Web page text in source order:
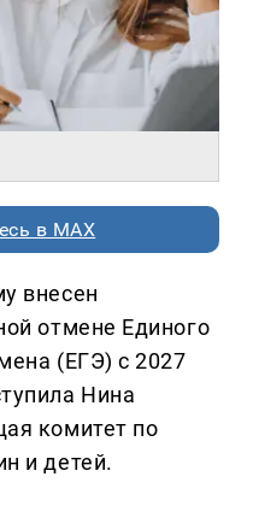
в MAX
внесен
отмене Единого
(ЕГЭ) с 2027
Нина
комитет по
и детей.